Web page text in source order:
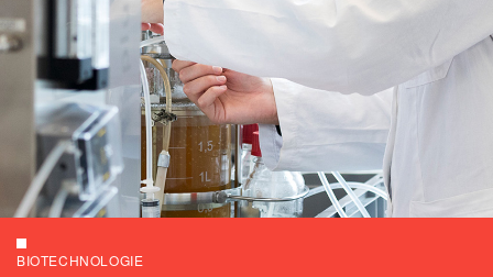
BIOTECHNOLOGIE